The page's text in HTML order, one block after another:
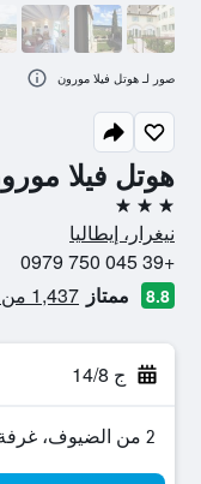
هوتل فيلا
3 نجوم
نيغرار، إيطاليا
+39 045 750 0979
8.8 ممتاز 1,437 من التقييمات تم التحقق منها
ج 14/8
2 من الضيوف، غرفة واحدة
صور لـ هوتل فيلا مورون